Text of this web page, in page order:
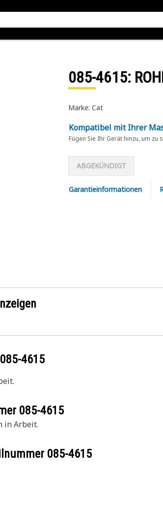
085-4615:
Marke: Cat
Kompatibel mit Ihrer
Fügen Sie Ihr Gerät hinzu, um
ABGEKÜNDIGT
Garantieinformationen
085-4615
085-4615
in Arbeit.
085-4615